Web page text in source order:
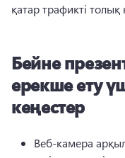
қатар трафикті толық
Бейне
ерекше ету
кеңестер
Веб-камера